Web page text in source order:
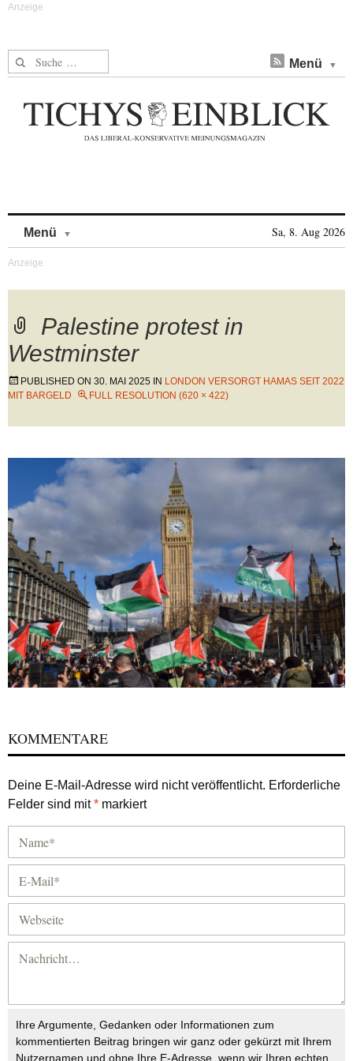
Suche nach: Menü
Menü Sa, 8. Aug 2026
Palestine protest in
Westminster
PUBLISHED ON 30. MAI 2025 IN LONDON VERSORGT HAMAS SEIT 2022
MIT BARGELD
FULL RESOLUTION (620 × 422)
KOMMENTARE
Deine E-Mail-Adresse wird nicht veröffentlicht. Erforderliche
Felder sind mit* markiert
Ihre Argumente, Gedanken oder Informationen zum
kommentierten Beitrag bringen wir ganz oder gekürzt mit Ihrem
Nutzernamen und ohne Ihre E-Adresse, wenn wir Ihren echten